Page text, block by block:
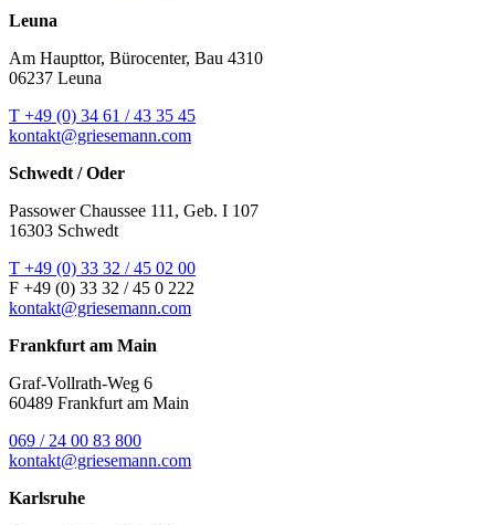
Leuna
Am Haupttor, Bürocenter, Bau 4310
06237 Leuna
T +49 (0) 34 61 / 43 35 45
kontakt@griesemann.com
Schwedt / Oder
Passower Chaussee 111, Geb. I 107
16303 Schwedt
T +49 (0) 33 32 / 45 02 00
F +49 (0) 33 32 / 45 0 222
kontakt@griesemann.com
Frankfurt am Main
Graf-Vollrath-Weg 6
60489 Frankfurt am Main
069 / 24 00 83 800
kontakt@griesemann.com
Karlsruhe